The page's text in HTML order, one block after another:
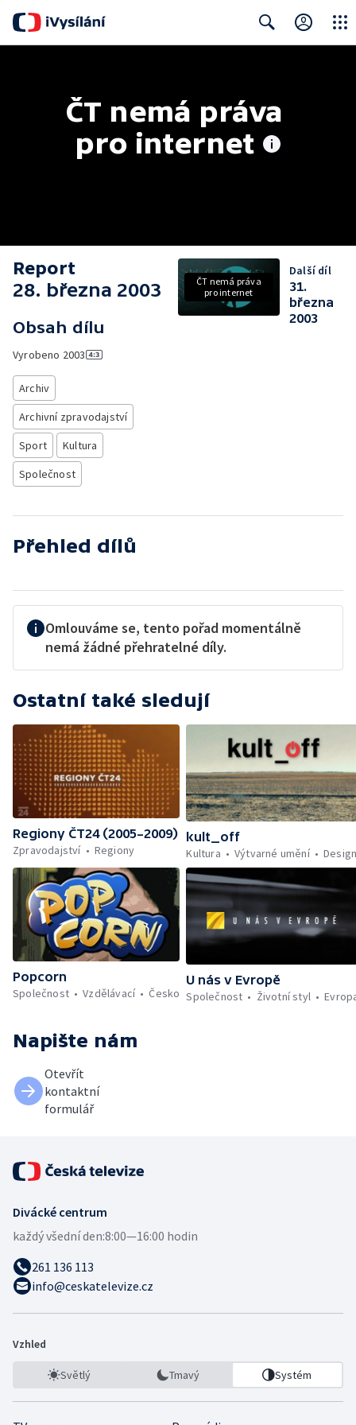
ČT nemá práva
pro internet
Report
28. března 2003
Obsah dílu
Vyrobeno 2003
Archiv
Archivní zpravodajství
Sport
Kultura
Společnost
ČT nemá práva
pro internet
Další díl
31.
března
2003
Přehled dílů
Omlouváme se, tento pořad momentálně
nemá žádné přehratelné díly.
Ostatní také sledují
Regiony ČT24 (2005–2009)
Zpravodajství
Regiony
kult_off
Kultura
Výtvarné umění
Popcorn
Společnost
Vzdělávací Česko
U nás v Evropě
Společnost
Životní styl
Napište nám
Otevřít
kontaktní
formulář
Divácké centrum
každý všední den:8:00—16:00 hodin
261 136 113
info@ceskatelevize.cz
Vzhled
Světlý Tmavý Systém